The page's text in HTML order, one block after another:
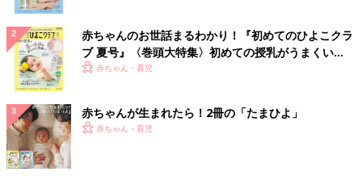
【Point２】「わんわんだよ」で終わらせず、動きや感触
などのイメージも伝える
たとえば「犬」を理解するときは、「わんわん鳴く」「ふわふわ
な情報が必要です。しかし「わんわんだよ」と実物や写真つきの
絵本などを見せるだけでは、情報が不十分です。そのためママや
パパが「しっぽフリフリしているよ」「ふわふわだね」など話し
かけて、犬のイメージをふくらませてあげることが大切です。
赤ちゃんのお世話まるわかり！『初めてのひよこクラ
ブ 夏号』〈巻頭大特集〉初めての授乳がうまくい
く！ おっぱい・ミルクの基本と夏のトラブル 解決テ
赤ちゃん・育児
赤ちゃんが生まれたら！2冊の「たまひよ」
赤ちゃん・育児